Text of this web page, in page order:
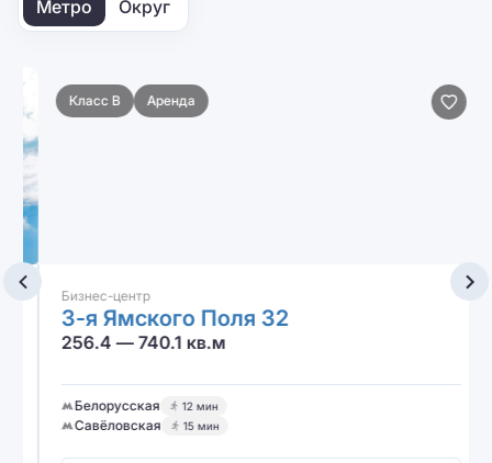
Метро Округ
Класс B Аренда
Бизнес-центр
3-я Ямского Поля 32
256.4 — 740.1 кв.м
Белорусская 12 мин
Савёловская 15 мин